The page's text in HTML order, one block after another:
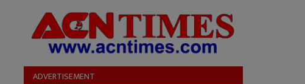
ADVERTISEMENT